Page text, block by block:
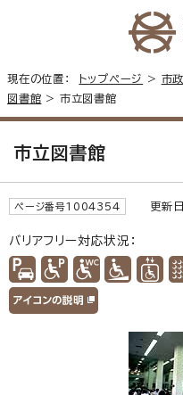
現在の位置： トップページ > 市
図書館 > 市立図書館
市立図書館
ページ番号1004354 更新
バリアフリー対応状況：